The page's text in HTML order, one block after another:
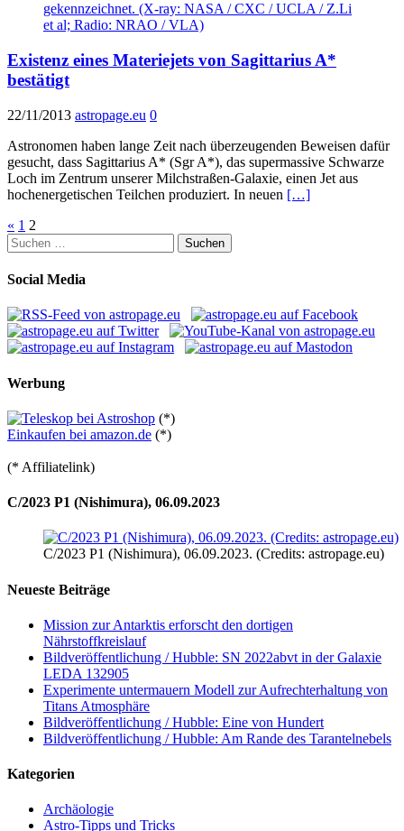
Existenz eines Materiejets von Sagittarius A*
bestätigt
22/11/2013 astropage.eu 0
Astronomen haben lange Zeit nach überzeugenden Beweisen dafür
gesucht, dass Sagittarius A* (Sgr A*), das supermassive Schwarze
Loch im Zentrum unserer Milchstraßen-Galaxie, einen Jet aus
hochenergetischen Teilchen produziert. In neuen […]
Seitennummerierung
der
Beiträge
« 1 2
Suchen
nach:
Social Media
Werbung
(*)
Einkaufen bei amazon.de (*)
(* Affiliatelink)
C/2023 P1 (Nishimura), 06.09.2023
C/2023 P1 (Nishimura), 06.09.2023. (Credits: astropage.eu)
Neueste Beiträge
Mission zur Antarktis erforscht den dortigen
Nährstoffkreislauf
Bildveröffentlichung / Hubble: SN 2022abvt in der Galaxie
LEDA 132905
Experimente untermauern Modell zur Aufrechterhaltung von
Titans Atmosphäre
Bildveröffentlichung / Hubble: Eine von Hundert
Bildveröffentlichung / Hubble: Am Rande des Tarantelnebels
Kategorien
Archäologie
Astro-Tipps und Tricks